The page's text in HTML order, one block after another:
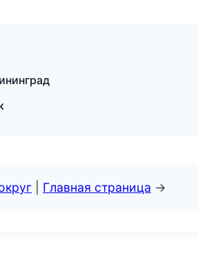
Главная страница →